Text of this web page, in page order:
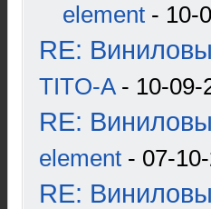
element - 10-
RE:
TITO-A- 10-09-
RE:
element - 07-
RE: